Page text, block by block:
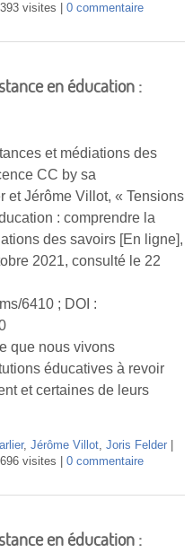
393 visites 0 commentaire
en éducation :
et médiations des
CC by sa
et Jérôme Villot, « Tensions
: comprendre la
des savoirs [En ligne],
2021, consulté le 22
6410 ; DOI :
que nous vivons
éducatives à revoir
et certaines de leurs
, Jérôme Villot, Joris Felder
696 visites 0 commentaire
en éducation :